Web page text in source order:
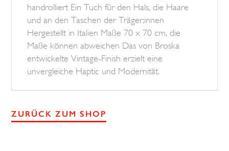
handrolliert Ein Tuch für den Hals, die Haare
und an den Taschen der Träger:innen
Hergestellt in Italien Maße 70 x 70 cm, die
Maße können abweichen Das von Broska
entwickelte Vintage-Finish erzielt eine
unvergleiche Haptic und Modernität.
ZURÜCK ZUM SHOP